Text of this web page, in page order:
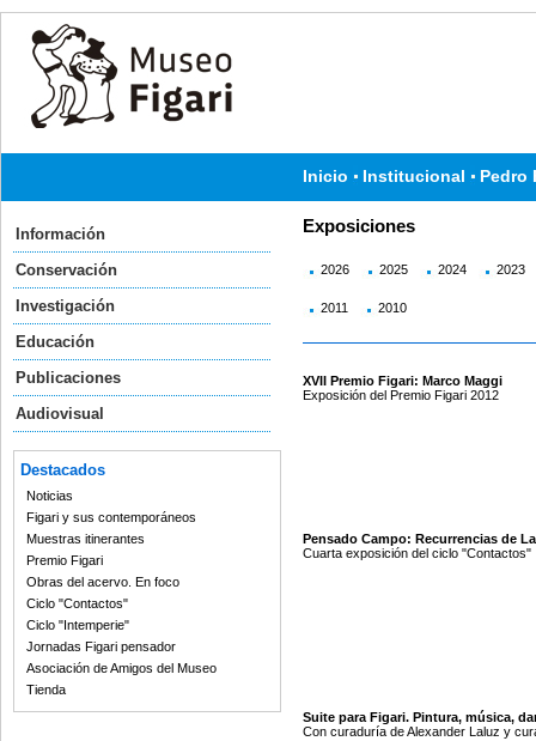
Inicio Institucional Pedro
Información
Conservación
Investigación
Educación
Publicaciones
Audiovisual
Destacados
Noticias
Figari y sus contemporáneos
Muestras itinerantes
Premio Figari
Obras del acervo. En foco
Ciclo "Contactos"
Ciclo "Intemperie"
Jornadas Figari pensador
Asociación de Amigos del Museo
Tienda
Exposiciones
2026 2025 2024 2023
2011 2010
XVII Premio Figari: Marco Maggi
Exposición del Premio Figari 2012
Pensado Campo: Recurrencias de
Cuarta exposición del ciclo "Contactos"
Suite para Figari. Pintura, música,
Con curaduría de Alexander Laluz y